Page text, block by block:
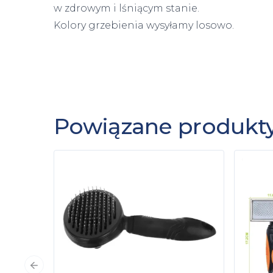
w zdrowym i lśniącym stanie.
Kolory grzebienia wysyłamy losowo.
Powiązane
Poprzedni slajd